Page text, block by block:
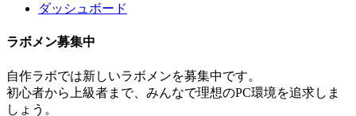
ダッシュボード
ラボメン募集中
自作ラボでは新しいラボメンを募集中です。
初心者から上級者まで、みんなで理想のPC環境を追求しま
しょう。